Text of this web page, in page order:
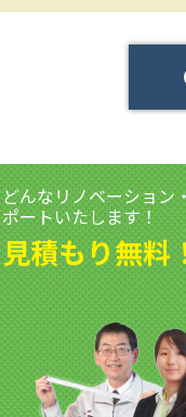
どんなリノベーション
ポートいたします！
見積もり無料